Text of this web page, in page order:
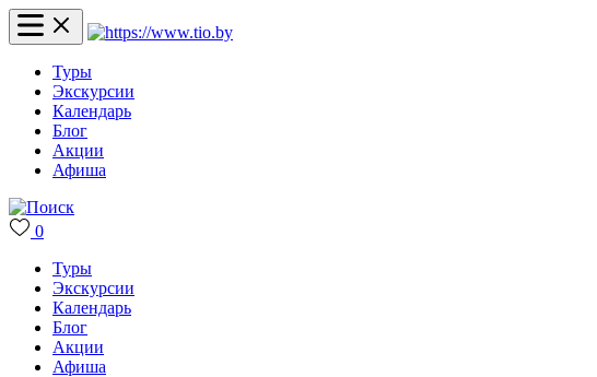
Туры
Экскурсии
Календарь
Блог
Акции
Афиша
0
Туры
Экскурсии
Календарь
Блог
Акции
Афиша